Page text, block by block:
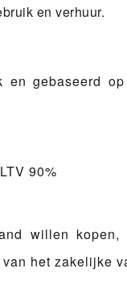
en verhuur.
gebaseerd
90%
willen
het zakelijke